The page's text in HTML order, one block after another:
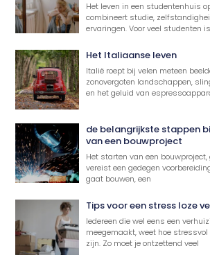
Het leven in een studentenhuis
combineert studie,
ervaringen. Voor veel studenten
Het Italiaanse leven
Italië roept bij velen meteen
zonovergoten landschappen,
en het geluid van
de belangrijkste stappen
van een bouwproject
Het starten van een bouwproject,
vereist een gedegen
gaat bouwen, een
Tips voor een stress loze
Iedereen die wel eens een
meegemaakt, weet hoe stressvol
zijn. Zo moet je ontzettend veel